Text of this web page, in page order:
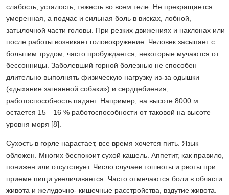
слабость, усталость, тяжесть во всем теле. Не прекращается
умеренная, а подчас и сильная боль в висках, лобной,
затылочной части головы. При резких движениях и наклонах или
после работы возникает головокружение. Человек засыпает с
большим трудом, часто пробуждается, некоторые мучаются от
бессонницы. Заболевший горной болезнью не способен
длительно выполнять физическую нагрузку из-за одышки
(«дыхание загнанной собаки») и сердцебиения,
работоспособность падает. Например, на высоте 8000 м
остается 15—16 % работоспособности от таковой на высоте
уровня моря [8].
Сухость в горле нарастает, все время хочется пить. Язык
обложен. Многих беспокоит сухой кашель. Аппетит, как правило,
понижен или отсутствует. Число случаев тошноты и рвоты при
приеме пищи увеличивается. Часто отмечаются боли в области
живота и желудочно- кишечные расстройства, вздутие живота.